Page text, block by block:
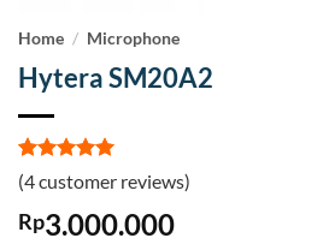
Home / Microphone
Hytera SM20A2
Rated5
out of 5
based on
4
customer
(4customer reviews)
Rp3.000.000